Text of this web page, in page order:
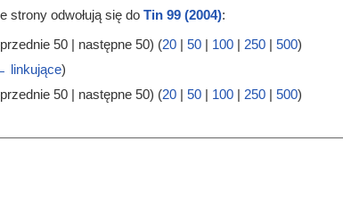
strony odwołują się do Tin 99 (2004):
50 | następne 50) (20| 50| 100| 250| 500)
linkujące)
50 | następne 50) (20| 50| 100| 250| 500)